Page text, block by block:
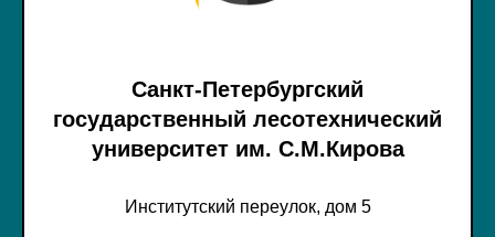
Санкт-Петербургский
государственный лесотехнический
университет им. С.М.Кирова
Институтский переулок, дом 5